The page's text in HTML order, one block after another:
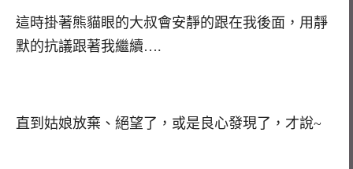
這時掛著熊貓眼的大叔會安靜的跟在我後面，用靜
默的抗議跟著我繼續….
直到姑娘放棄、絕望了，或是良心發現了，才說~